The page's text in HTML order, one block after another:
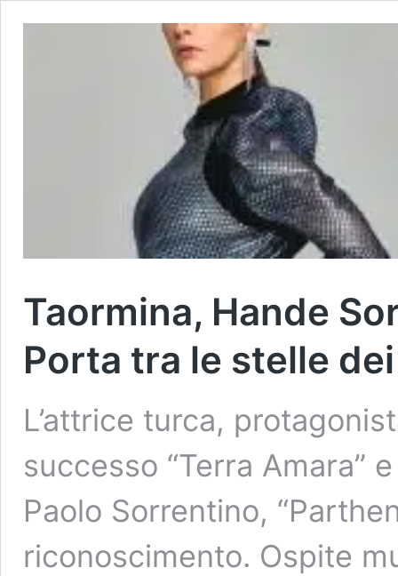
Taormina, Hande
Porta tra le stelle
L’attrice turca,
successo “Terra Amara”
Paolo Sorrentino,
riconoscimento. Ospite